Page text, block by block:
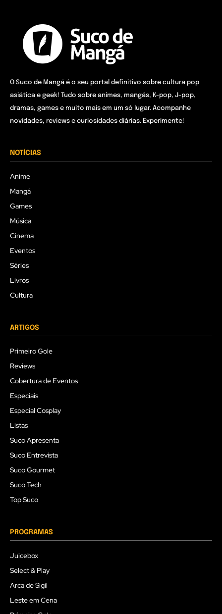
O Suco de Mangá é o seu portal definitivo sobre cultura pop
asiática e geek! Tudo sobre animes, mangás, K-pop, J-pop,
dramas, games e muito mais em um só lugar. Acompanhe
novidades, reviews e curiosidades diárias. Experimente!
NOTÍCIAS
Anime
Mangá
Games
Música
Cinema
Eventos
Séries
Livros
Cultura
ARTIGOS
Primeiro Gole
Reviews
Cobertura de Eventos
Especiais
Especial Cosplay
Listas
Suco Apresenta
Suco Entrevista
Suco Gourmet
Suco Tech
Top Suco
PROGRAMAS
Juicebox
Select & Play
Arca de Sigil
Leste em Cena